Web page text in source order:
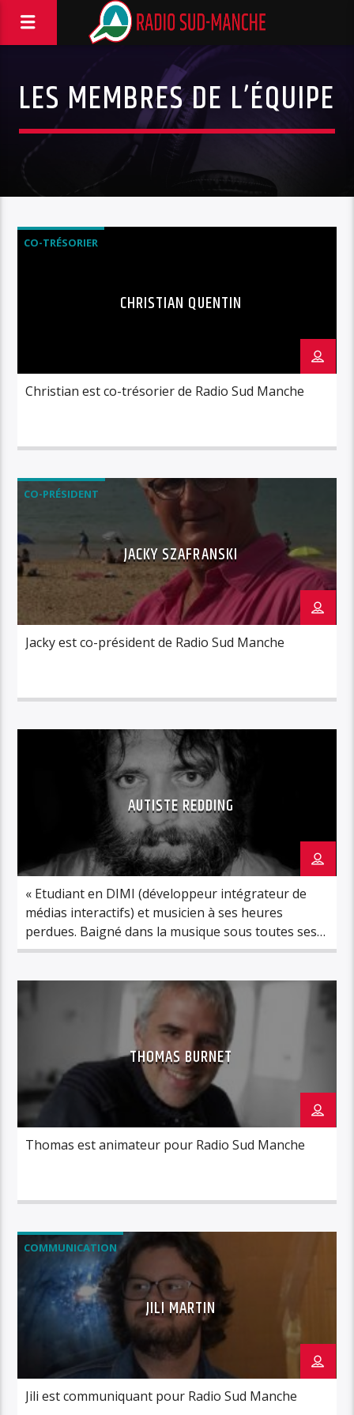
LES MEMBRES DE L’ÉQUIPE
CO-TRÉSORIER
CHRISTIAN QUENTIN
Christian est co-trésorier de Radio Sud Manche
CO-PRÉSIDENT
JACKY SZAFRANSKI
Jacky est co-président de Radio Sud Manche
AUTISTE REDDING
« Etudiant en DIMI (développeur intégrateur de
médias interactifs) et musicien à ses heures
perdues. Baigné dans la musique sous toutes ses
formes depuis son plus jeune âge, il a développé
pop et les classiques souls. Ici il réalise un rêve de
gosse en pouvant partager sa passion avec […]
THOMAS BURNET
Thomas est animateur pour Radio Sud Manche
COMMUNICATION
JILI MARTIN
Jili est communiquant pour Radio Sud Manche